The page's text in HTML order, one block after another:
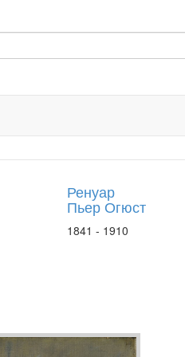
Ренуар
Пьер Огюст
1841 - 1910